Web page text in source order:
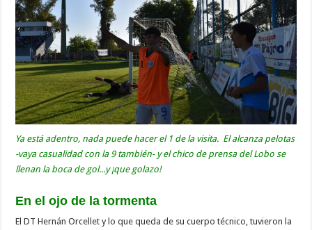
Ya está adentro, nada puede hacer el 1 de la visita. El alcanza pelotas
-vaya casualidad con la 9 también- y el chico de prensa del Lobo se
llenan la boca de gol...y ¡que golazo!
En el ojo de la tormenta
El DT Hernán Orcellet y lo que queda de su cuerpo técnico, tuvieron la